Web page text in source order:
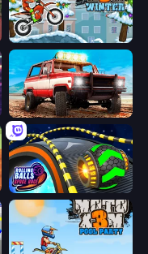
Moto X3M 4 Winter
Offroad Masters Challenge
Rolling Balls Space Race